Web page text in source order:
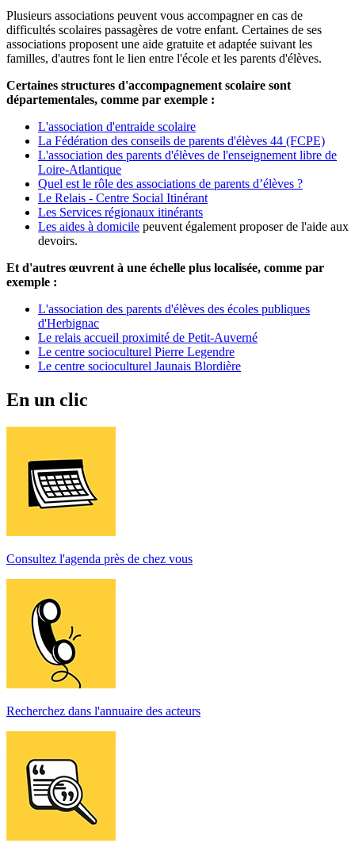
Plusieurs associations peuvent vous accompagner en cas de
difficultés scolaires passagères de votre enfant. Certaines de ses
associations proposent une aide gratuite et adaptée suivant les
familles, d'autres font le lien entre l'école et les parents d'élèves.
Certaines structures d'accompagnement scolaire sont
départementales, comme par exemple :
L'association d'entraide scolaire
La Fédération des conseils de parents d'élèves 44 (FCPE)
L'association des parents d'élèves de l'enseignement libre de
Loire-Atlantique
Quel est le rôle des associations de parents d’élèves ?
Le Relais - Centre Social Itinérant
Les Services régionaux itinérants
Les aides à domicile peuvent également proposer de l'aide aux
devoirs.
Et d'autres œuvrent à une échelle plus localisée, comme par
exemple :
L'association des parents d'élèves des écoles publiques
d'Herbignac
Le relais accueil proximité de Petit-Auverné
Le centre socioculturel Pierre Legendre
Le centre socioculturel Jaunais Blordière
En un clic
Consultez l'agenda près de chez vous
Recherchez dans l'annuaire des acteurs